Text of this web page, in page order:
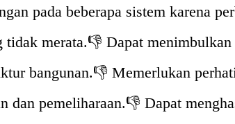
pada beberapa sistem karena
tidak merata.👎 Dapat menimbulkan
bangunan.👎 Memerlukan
dan pemeliharaan.👎 Dapat